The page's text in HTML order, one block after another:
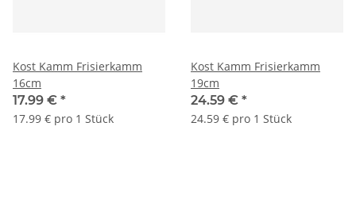
Kost Kamm Frisierkamm
16cm
17.99 € *
17.99 € pro 1 Stück
Kost Kamm Frisierkamm
19cm
24.59 € *
24.59 € pro 1 Stück